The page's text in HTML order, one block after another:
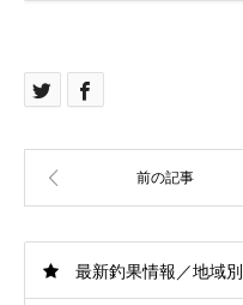
最新釣果情報／地域別